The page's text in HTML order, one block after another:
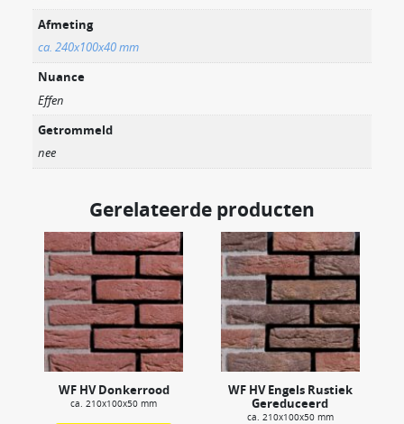
Afmeting
ca. 240x100x40 mm
Nuance
Effen
Getrommeld
nee
Gerelateerde producten
WF HV Donkerrood
ca. 210x100x50 mm
WF HV Engels Rustiek
Gereduceerd
ca. 210x100x50 mm